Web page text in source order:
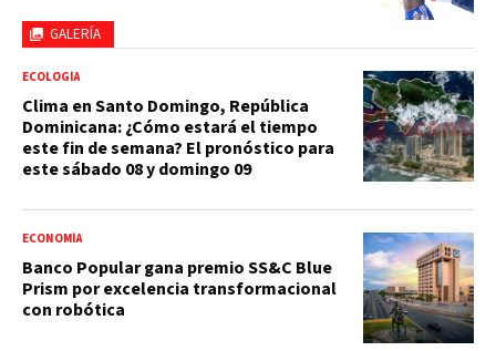
GALERÍA
ECOLOGÍA
Clima en Santo Domingo, República
Dominicana: ¿Cómo estará el tiempo
este fin de semana? El pronóstico para
este sábado 08 y domingo 09
ECONOMÍA
Banco Popular gana premio SS&C Blue
Prism por excelencia transformacional
con robótica